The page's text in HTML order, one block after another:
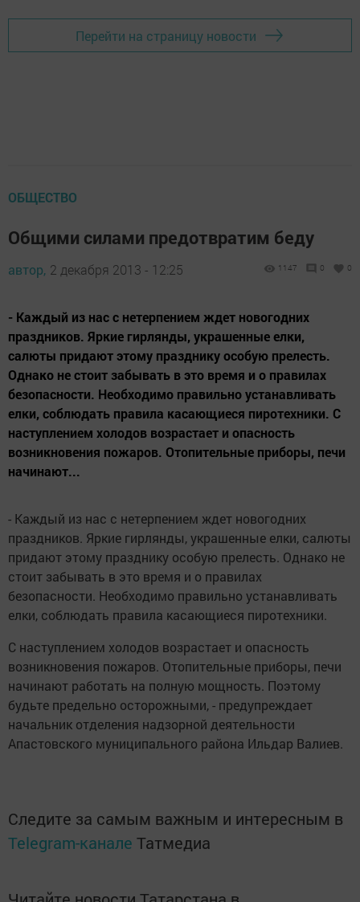
Перейти на страницу новости
ОБЩЕСТВО
Общими силами предотвратим беду
автор, 2 декабря 2013 - 12:25 1147 0 0
- Каждый из нас с нетерпением ждет новогодних
праздников. Яркие гирлянды, украшенные елки,
салюты придают этому празднику особую прелесть.
Однако не стоит забывать в это время и о правилах
безопасности. Необходимо правильно устанавливать
елки, соблюдать правила касающиеся пиротехники. С
наступлением холодов возрастает и опасность
возникновения пожаров. Отопительные приборы, печи
начинают...
- Каждый из нас с нетерпением ждет новогодних
праздников. Яркие гирлянды, украшенные елки, салюты
придают этому празднику особую прелесть. Однако не
стоит забывать в это время и о правилах
безопасности. Необходимо правильно устанавливать
елки, соблюдать правила касающиеся пиротехники.
С наступлением холодов возрастает и опасность
возникновения пожаров. Отопительные приборы, печи
начинают работать на полную мощность. Поэтому
будьте предельно осторожными, - предупреждает
начальник отделения надзорной деятельности
Апастовского муниципального района Ильдар Валиев.
Следите за самым важным и интересным в
Telegram-канале Татмедиа